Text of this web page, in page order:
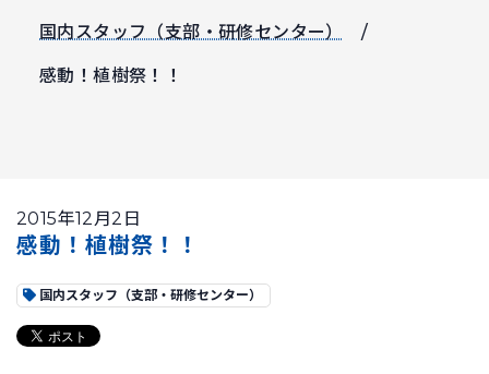
国内スタッフ（支部・研修センター）
感動！植樹祭！！
2015年12月2日
感動！植樹祭！！
国内スタッフ（支部・研修センター）